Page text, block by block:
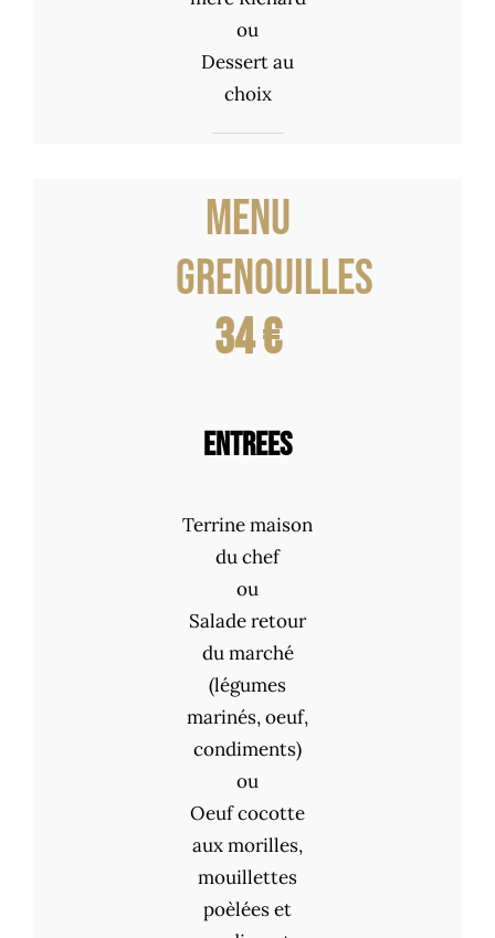
ou
Dessert au
choix
Menu
Grenouilles
34 €
ENTREES
Terrine maison
du chef
ou
Salade retour
du marché
(légumes
marinés, oeuf,
condiments)
ou
Oeuf cocotte
aux morilles,
mouillettes
poèlées et